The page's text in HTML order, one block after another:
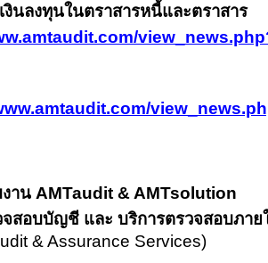
นลงทุนในตราสารหนี้และตราสาร
าน AMTaudit & AMTsolution
จสอบบัญชี และ บริการตรวจสอบภาย
& Assurance Services)